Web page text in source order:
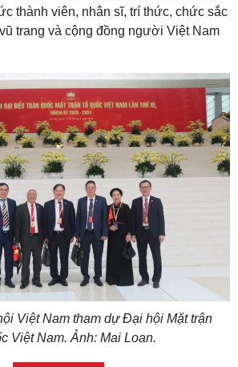
thành viên, nhân sĩ, trí thức, chức sắc
trang và cộng đồng người Việt Nam
Việt Nam tham dự Đại hội Mặt trận
Việt Nam. Ảnh: Mai Loan.